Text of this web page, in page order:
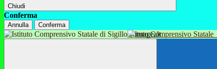
Chiudi
Conferma
Annulla Conferma
Istituto Comprensivo Statale